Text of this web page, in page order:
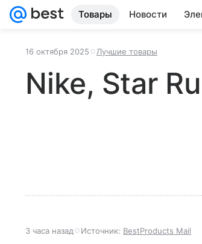
Товары Новости
16 октября 2025 Лучшие товары
Nike, Star
3 часа назад Источник: BestProducts Mail